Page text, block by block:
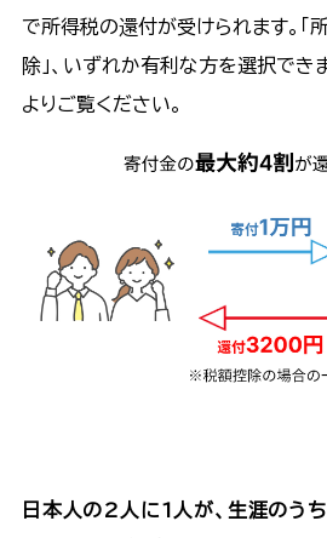
で所得税の還付が受けられます。「
除」、いずれか有利な方を選択でき
よりご覧ください。
日本人の2人に1人が、生涯のう